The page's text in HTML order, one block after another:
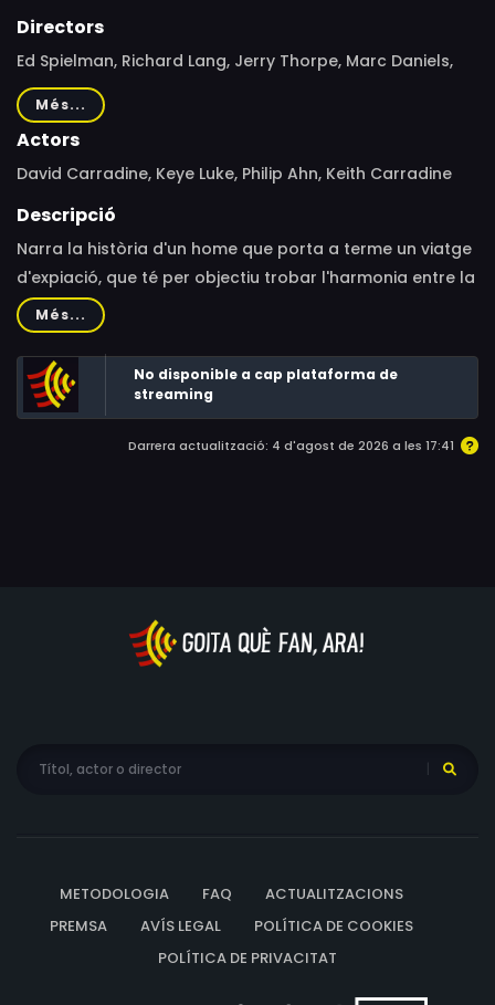
Directors
Ed Spielman, Richard Lang, Jerry Thorpe, Marc Daniels,
Harry Harris, Robert Butler
Més...
Actors
David Carradine, Keye Luke, Philip Ahn, Keith Carradine
Descripció
Narra la història d'un home que porta a terme un viatge
d'expiació, que té per objectiu trobar l'harmonia entre la
ment i el cos. La petita llagosta (David Carradine)
ajudarà el Mestre Po a fer el seu somni de peregrinar a
la Ciutat Prohibida. Un altre mestre li transmetrà
coneixements mantinguts en secret pels monjos
taoistes: la saviesa del Kung-Fu.
Més...
No disponible a cap plataforma de
streaming
Darrera actualització: 4 d'agost de 2026 a les 17:41
METODOLOGIA FAQ
ACTUALITZACIONS
PREMSA
AVÍS LEGAL
POLÍTICA DE COOKIES
POLÍTICA DE PRIVACITAT